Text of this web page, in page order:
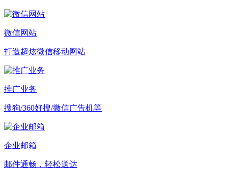
微信网站
打造超炫微信移动网站
推广业务
搜狗/360好搜/微信广告机等
企业邮箱
邮件通畅，轻松送达